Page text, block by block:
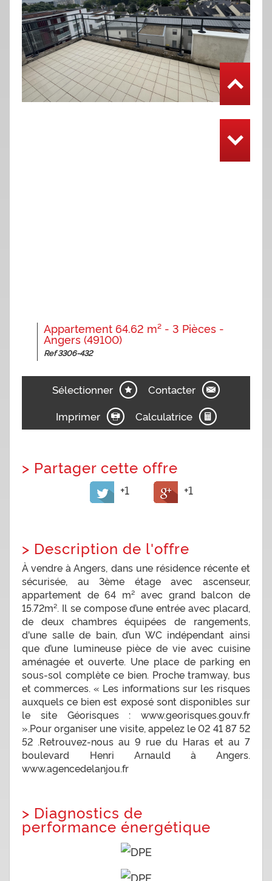
Appartement 64.62 m² - 3 Pièces -
Angers (49100)
Ref 3306-432
Sélectionner
Contacter
Imprimer
Calculatrice
> Partager cette offre
+1 +1
> Description de l'offre
À vendre à Angers, dans une résidence récente et
sécurisée, au 3ème étage avec ascenseur,
appartement de 64 m² avec grand balcon de
15.72m². Il se compose d’une entrée avec placard,
de deux chambres équipées de rangements,
d'une salle de bain, d’un WC indépendant ainsi
que d’une lumineuse pièce de vie avec cuisine
aménagée et ouverte. Une place de parking en
sous-sol complète ce bien. Proche tramway, bus
et commerces. « Les informations sur les risques
auxquels ce bien est exposé sont disponibles sur
le site Géorisques : www.georisques.gouv.fr
».Pour organiser une visite, appelez le 02 41 87 52
52 .Retrouvez-nous au 9 rue du Haras et au 7
boulevard Henri Arnauld à Angers.
www.agencedelanjou.fr
> Diagnostics de
performance énergétique